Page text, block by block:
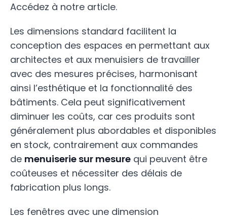
Accédez à notre article.
Les dimensions standard facilitent la
conception des espaces en permettant aux
architectes et aux menuisiers de travailler
avec des mesures précises, harmonisant
ainsi l’esthétique et la fonctionnalité des
bâtiments. Cela peut significativement
diminuer les coûts, car ces produits sont
généralement plus abordables et disponibles
en stock, contrairement aux commandes
de menuiserie sur mesure qui peuvent être
coûteuses et nécessiter des délais de
fabrication plus longs.
Les fenêtres avec une dimension